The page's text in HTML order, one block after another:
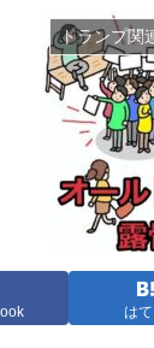
トランプ関
は